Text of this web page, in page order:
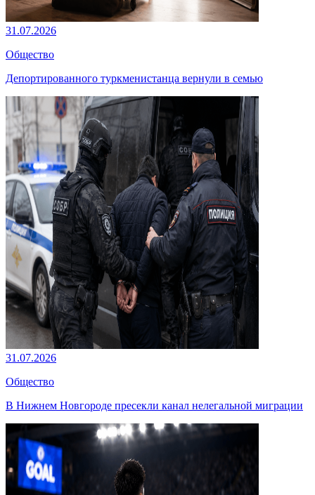
31.07.2026
Общество
Депортированного туркменистанца вернули в семью
31.07.2026
Общество
В Нижнем Новгороде пресекли канал нелегальной миграции